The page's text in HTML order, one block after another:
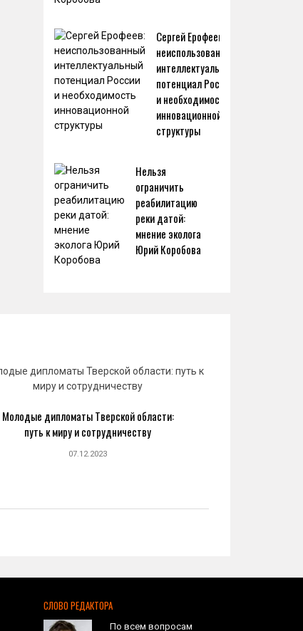
Сергей Ерофеев:
неиспользованный
интеллектуальный
потенциал России
и необходимость
инновационной
структуры
Нельзя
ограничить
реабилитацию
реки датой:
мнение эколога
Юрий Коробова
Молодые дипломаты Тверской области:
путь к миру и сотрудничеству
07.12.2023
СЛОВО РЕДАКТОРА
По всем вопросам